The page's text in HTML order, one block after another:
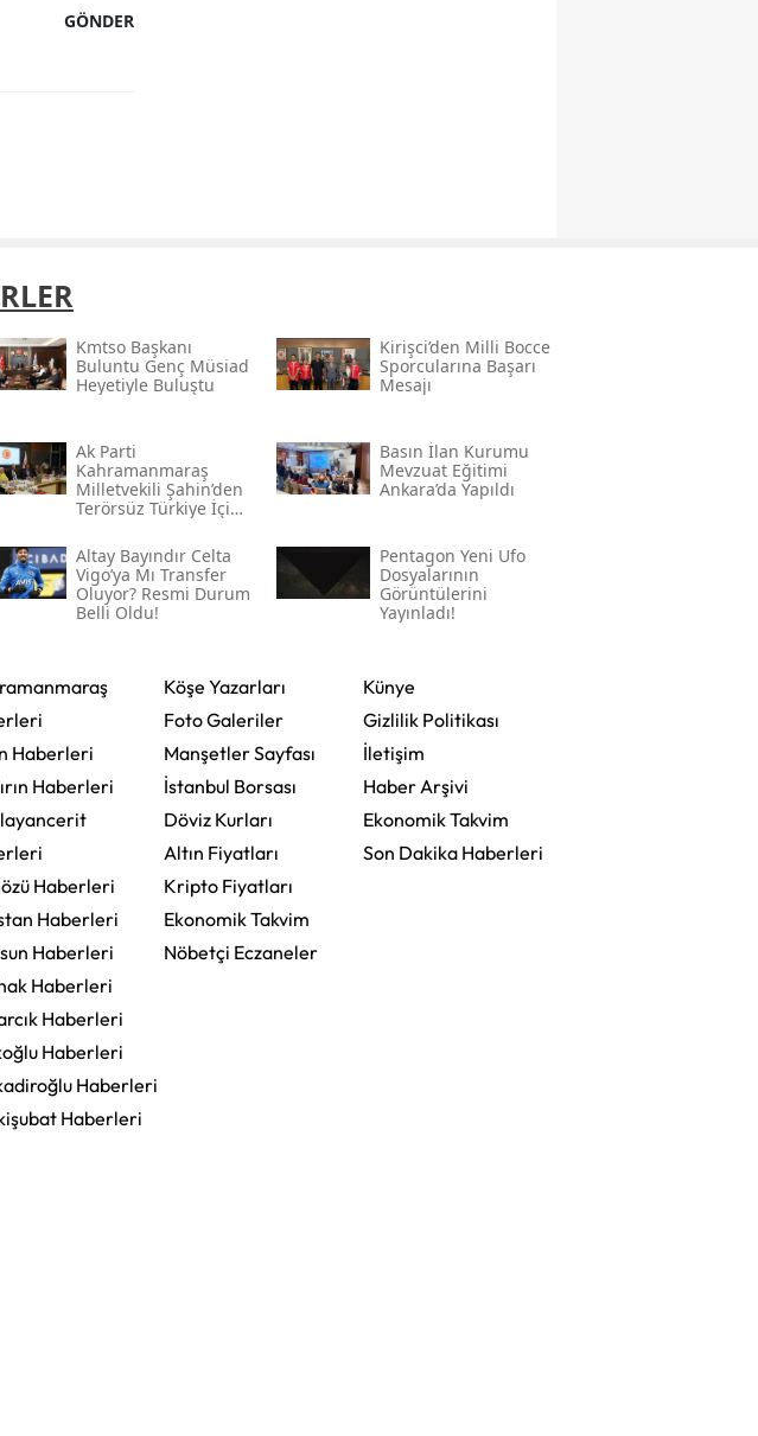
GÖNDER
Kmtso Başkanı
Buluntu Genç Müsi̇ad
Heyetiyle Buluştu
Kirişci’den Milli Bocce
Sporcularına Başarı
Mesajı
Ak Parti
Kahramanmaraş
Milletvekili Şahin’den
Terörsüz Türkiye İçin
Basın İlan Kurumu
Mevzuat Eğitimi
Ankara’da Yapıldı
Altay Bayındır Celta
Vigo’ya Mı Transfer
Oluyor? Resmi Durum
Belli Oldu!
Pentagon Yeni Ufo
Dosyalarının
Görüntülerini
Yayınladı!
Haberleri
Haberleri
Haberleri
Haberleri
Haberleri
Haberleri
Haberleri
Haberleri
Haberleri
Haberleri
Köşe Yazarları
Foto Galeriler
Manşetler Sayfası
İstanbul Borsası
Döviz Kurları
Altın Fiyatları
Kripto Fiyatları
Ekonomik Takvim
Nöbetçi Eczaneler
Künye
Gizlilik Politikası
İletişim
Haber Arşivi
Ekonomik Takvim
Son Dakika Haberleri